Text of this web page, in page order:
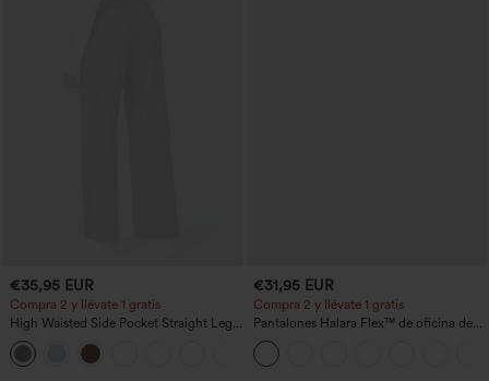
€35,95 EUR
Compra 2 y llévate 1 gratis
High Waisted Side Pocket Straight Leg
Work Pants
€31,95 EUR
Compra 2 y llévate 1 gratis
Pantalones Halara Flex™ de oficina de
tiro alto ligeramente acampanados con
bolsillos